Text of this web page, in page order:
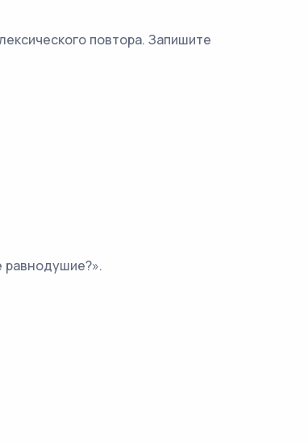
повтора. Запишите
равнодушие?».